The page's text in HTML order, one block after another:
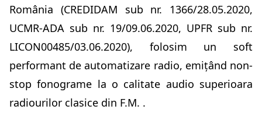
România (CREDIDAM sub nr. 1366/28.05.2020,
UCMR-ADA sub nr. 19/09.06.2020, UPFR sub nr.
LICON00485/03.06.2020), folosim un soft
performant de automatizare radio, emițând non-
stop fonograme la o calitate audio superioara
radiourilor clasice din F.M. .